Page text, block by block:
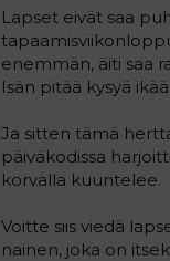
Lapset eivät saa
enemmän, äiti saa
Isän pitää kysyä
Ja sitten tämä
päiväkodissa
korvalla kuuntelee.
Voitte siis viedä
nainen, joka on